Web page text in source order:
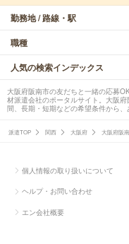
勤務地 / 路線・駅
職種
人気の検索インデックス
大阪府阪南市の友だちと一緒の応募
材派遣会社のポータルサイト。大阪
間、長期・短期などの希望条件から、
派遣TOP 関西 大阪府 大阪府阪
個人情報の取り扱いについて
ヘルプ・お問い合わせ
エン会社概要